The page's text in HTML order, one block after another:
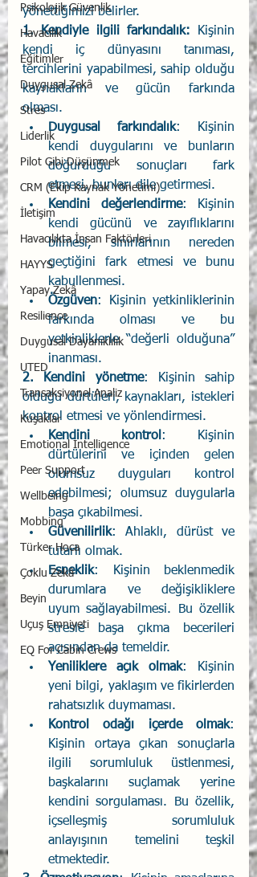
Psikolojik Güvenlik
Havacılık
Eğitimler
Duygusal Zekâ
Stres
Liderlik
Pilot Gibi Düşünmek
CRM (Ekip Kaynak Yönetimi)
İletişim
Havacılıkta İnsan Faktörleri
HAYYS
Yapay Zekâ
Resilience
Duygusal Dayanıklılık
UTED
Transaksiyonel Analiz
Kuşaklar
Emotional Intelligence
Peer Support
Wellbeing
Mobbing
Türker Hoca
Çoklu Zekâ
Beyin
Uçuş Emniyeti
EQ For Cabin Crews
yönettiğimizi belirler.
1. Kendiyle ilgili farkındalık: Kişinin
kendi iç dünyasını tanıması,
tercihlerini yapabilmesi, sahip olduğu
kaynakların ve gücün farkında
olması.
Duygusal farkındalık: Kişinin
kendi duygularını ve bunların
doğurduğu sonuçları fark
etmesi, bunları dile getirmesi.
Kendini değerlendirme: Kişinin
kendi gücünü ve zayıflıklarını
bilmesi, sınırlarının nereden
geçtiğini fark etmesi ve bunu
kabullenmesi.
Özgüven: Kişinin yetkinliklerinin
farkında olması ve bu
yetkinliklerle ‘‘değerli olduğuna’’
inanması.
2. Kendini yönetme: Kişinin sahip
olduğu dürtüleri, kaynakları, istekleri
kontrol etmesi ve yönlendirmesi.
Kendini kontrol : Kişinin
dürtülerini ve içinden gelen
olumsuz duyguları kontrol
edebilmesi; olumsuz duygularla
başa çıkabilmesi.
Güvenilirlik: Ahlaklı, dürüst ve
tutarlı olmak.
Esneklik: Kişinin beklenmedik
durumlara ve değişikliklere
uyum sağlayabilmesi. Bu özellik
stresle başa çıkma becerileri
açısından da temeldir.
Yeniliklere açık olmak: Kişinin
yeni bilgi, yaklaşım ve fikirlerden
rahatsızlık duymaması.
Kontrol odağı içerde olmak:
Kişinin ortaya çıkan sonuçlarla
ilgili sorumluluk üstlenmesi,
başkalarını suçlamak yerine
kendini sorgulaması. Bu özellik,
içselleşmiş sorumluluk
anlayışının temelini teşkil
etmektedir.